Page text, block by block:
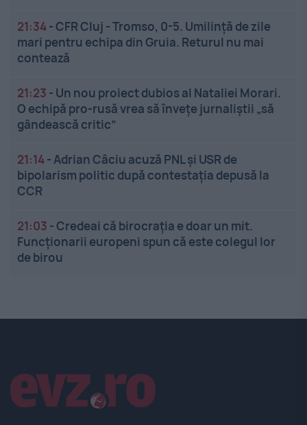
21:34-CFR Cluj - Tromso, 0-5. Umilință de zile
mari pentru echipa din Gruia. Returul nu mai
contează
21:23 - Un nou proiect dubios al Nataliei Morari.
O echipă pro-rusă vrea să înveţe jurnaliştii „să
gândească critic”
21:14- Adrian Câciu acuză PNL și USR de
bipolarism politic după contestația depusă la
CCR
21:03 -Credeai că birocrația e doar un mit.
Funcționarii europeni spun că este colegul lor
de birou
Linkuri utile